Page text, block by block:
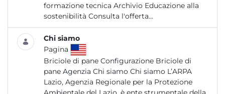
formazione tecnica Archivio Educazione alla
sostenibilità Consulta l'offerta...
Chi siamo
Pagina
Briciole di pane Configurazione Briciole di
pane Agenzia Chi siamo Chi siamo L’ARPA
Lazio, Agenzia Regionale per la Protezione